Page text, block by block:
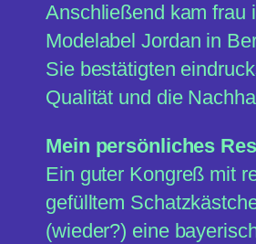
Anschließend kam frau
Modelabel Jordan in
Sie bestätigten
Qualität und die
Mein persönliches
Ein guter Kongreß mit
gefülltem
(wieder?) eine